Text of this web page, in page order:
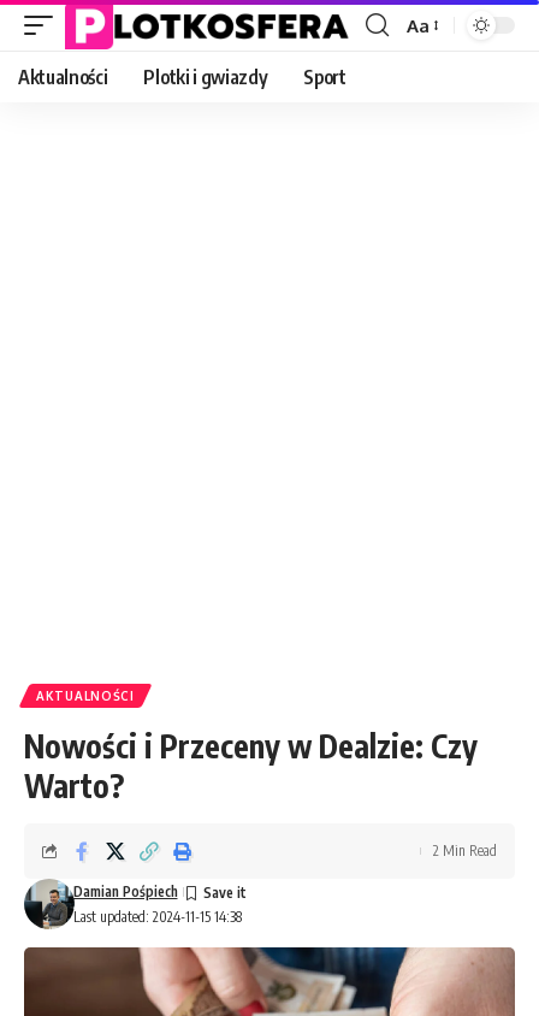
Font
Aa
Aktualności Plotki i gwiazdy Sport
AKTUALNOŚCI
Nowości i Przeceny w Dealzie: Czy
Warto?
Last updated: 2024-11-15 14:38
Damian Pośpiech
2 Min Read